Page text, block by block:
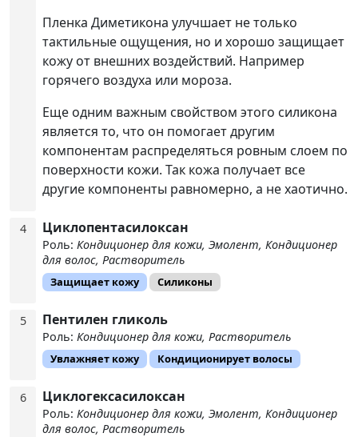
Пленка Диметикона улучшает не только
тактильные ощущения, но и хорошо защищает
кожу от внешних воздействий. Например
горячего воздуха или мороза.
Еще одним важным свойством этого силикона
является то, что он помогает другим
компонентам распределяться ровным слоем по
поверхности кожи. Так кожа получает все
другие компоненты равномерно, а не хаотично.
4 Циклопентасилоксан
Роль: Кондиционер для кожи, Эмолент, Кондиционер
для волос, Растворитель
Защищает кожу Силиконы
5 Пентилен гликоль
Роль: Кондиционер для кожи, Растворитель
Увлажняет кожу Кондиционирует волосы
6 Циклогексасилоксан
Роль: Кондиционер для кожи, Эмолент, Кондиционер
для волос, Растворитель